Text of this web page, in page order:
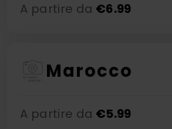
A partire da €6.99
Marocco
A partire da €5.99